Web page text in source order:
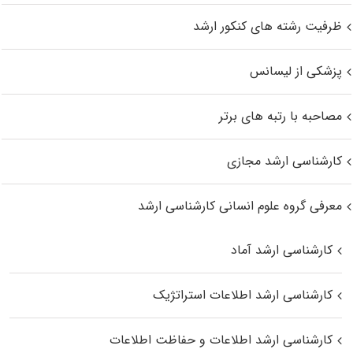
ظرفیت رشته های کنکور ارشد
پزشکی از لیسانس
مصاحبه با رتبه های برتر
کارشناسی ارشد مجازی
معرفی گروه علوم انسانی کارشناسی ارشد
کارشناسی ارشد آماد
کارشناسی ارشد اطلاعات استراتژیک
کارشناسی ارشد اطلاعات و حفاظت اطلاعات